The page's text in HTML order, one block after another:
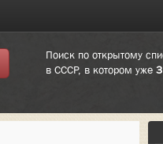
Поиск по открытому
в СССР, в котором уже